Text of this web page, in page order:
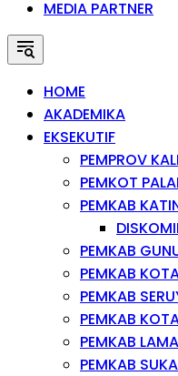
MEDIA PARTNER
HOME
AKADEMIKA
EKSEKUTIF
PEMPROV
PEMKOT
PEMKAB
PEMKAB
PEMKAB
PEMKAB
PEMKAB
PEMKAB
PEMKAB